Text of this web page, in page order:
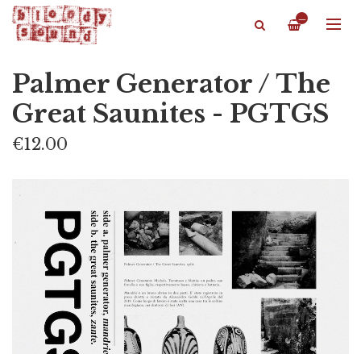
—
Palmer Generator / The
Great Saunites - PGTGS
€12.00